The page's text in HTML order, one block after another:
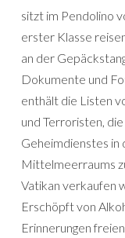
sitzt im Pendolino
erster Klasse
an der
Dokumente und
enthält die Listen
und Terroristen,
Geheimdienstes in
Mittelmeerraums
Vatikan verkaufen
Erschöpft von
Erinnerungen